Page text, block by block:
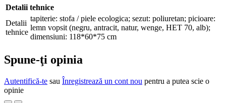
Detalii tehnice
Detalii
tehnice
tapiterie: stofa / piele ecologica; sezut: poliuretan; picioare:
lemn vopsit (negru, antracit, natur, wenge, HET 70, alb);
dimensiuni: 118*60*75 cm
Spune-ţi opinia
Autentifică-te sau Înregistrează un cont nou pentru a putea scie o
opinie